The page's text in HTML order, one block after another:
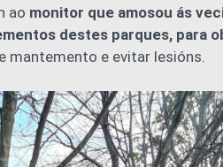
ao monitor que amosou ás
destes parques, para
mantemento e evitar lesións.